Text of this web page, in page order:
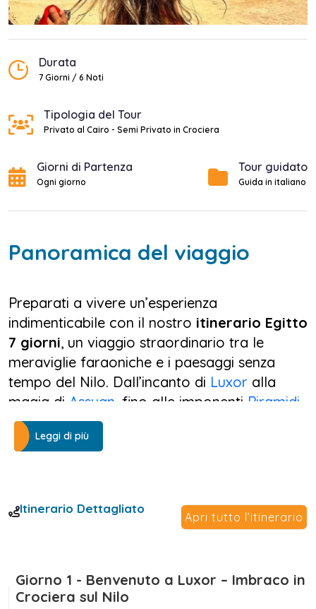
Durata
7 Giorni / 6 Noti
Tipologia del Tour
Privato al Cairo - Semi Privato in Crociera
Giorni di Partenza
Ogni giorno
Tour guidato
Guida in italiano
Panoramica del viaggio
Preparati a vivere un’esperienza
indimenticabile con il nostro itinerario Egitto
7 giorni, un viaggio straordinario tra le
meraviglie faraoniche e i paesaggi senza
tempo del Nilo. Dall’incanto di Luxor alla
magia di Assuan , fino alle imponenti Piramidi
di Giza, ogni giorno sarà un’immersione nella
storia e nella cultura millenaria di questa
offerte, questa è l’occasione perfetta per
vivere un'avventura da sogno!
museo a cielo aperto, dove esplorerai
laValle dei Re e il maestoso
Leggi di più
Itinerario Dettagliato
Apri tutto l’itinerario
Giorno 1 - Benvenuto a Luxor – Imbraco in
Crociera sul Nilo